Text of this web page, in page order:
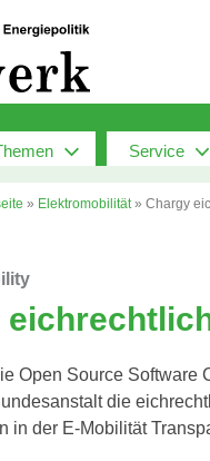
Service
» Elektromobilität» Chargy
Open Source Software
die
in der E-Mobilität